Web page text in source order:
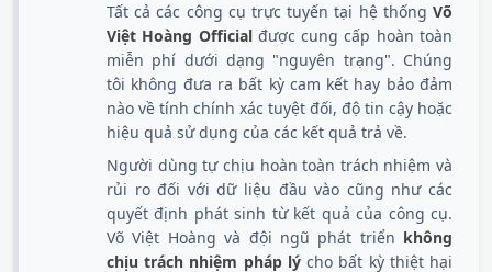
Tất cả các công cụ trực tuyến tại hệ thống Võ
Việt Hoàng Officialđược cung cấp hoàn toàn
miễn phí dưới dạng "nguyên trạng". Chúng
tôi không đưa ra bất kỳ cam kết hay bảo đảm
nào về tính chính xác tuyệt đối, độ tin cậy hoặc
hiệu quả sử dụng của các kết quả trả về.
Người dùng tự chịu hoàn toàn trách nhiệm và
rủi ro đối với dữ liệu đầu vào cũng như các
quyết định phát sinh từ kết quả của công cụ.
Võ Việt Hoàng và đội ngũ phát triển không
chịu trách nhiệm pháp lýcho bất kỳ thiệt hại